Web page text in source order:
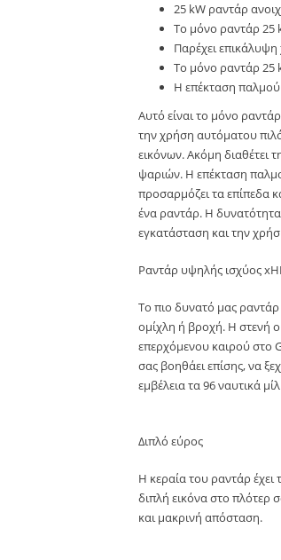
25 kW ραντάρ
Το μόνο ραντάρ 25
Παρέχει
Το μόνο ραντάρ 25
Η επέκταση παλμού
Αυτό είναι το μόνο
την χρήση αυτόματου
εικόνων. Ακόμη διαθέτει
ψαριών. Η επέκταση
προσαρμόζει τα επίπεδα
ένα ραντάρ. Η
εγκατάσταση και την
Ραντάρ υψηλής ισχύος
Το πιο δυνατό μας ραντάρ
ομίχλη ή βροχή. Η στενή
επερχόμενου καιρού στο
σας βοηθάει επίσης, να
εμβέλεια τα 96 ναυτικά
Διπλό εύρος
Η κεραία του ραντάρ έχει
διπλή εικόνα στο πλότερ
και μακρινή απόσταση.